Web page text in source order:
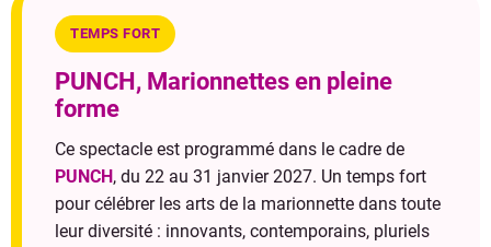
TEMPS FORT
PUNCH, Marionnettes en pleine
forme
Ce spectacle est programmé dans le cadre de
PUNCH , du 22 au 31 janvier 2027. Un temps fort
pour célébrer les arts de la marionnette dans toute
leur diversité : innovants, contemporains, pluriels